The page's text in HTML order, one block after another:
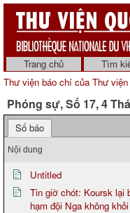
Trang chủ Tìm
Thư viện báo chí của Thư
Phóng sự, Số 17, 4
Số báo
Nội dung
Untitled
Tin giờ chót: Koursk lại
hạm đội Nga không